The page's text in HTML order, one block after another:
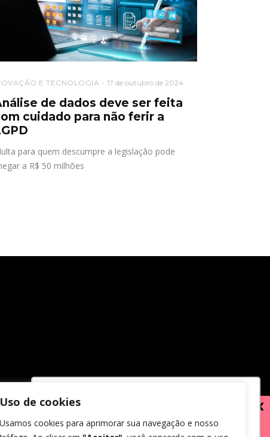
Utilizamos cookies para oferecer melhor
experiência, melhorar o desempenho,
Uso de cookies
Usamos cookies para aprimorar sua navegação e nosso
E TECNOLOGIA 17 de outubro de 2024
de dados deve ser feita
cuidado para não ferir a
para quem descumpre a legislação pode
a R$ 50 milhões